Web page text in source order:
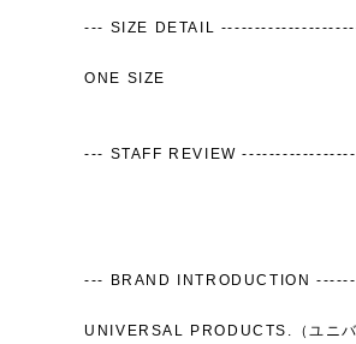
--- SIZE DETAIL
ONE SIZE
--- STAFF REVIEW
--- BRAND INTRODUCTION
UNIVERSAL PRODUCTS.（ユニ